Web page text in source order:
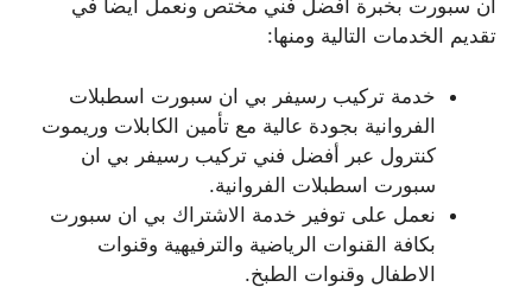
ان سبورت بخبرة أفضل فني مختص ونعمل أيضا في
تقديم الخدمات التالية ومنها:
خدمة تركيب رسيفر بي ان سبورت اسطبلات
الفروانية بجودة عالية مع تأمين الكابلات وريموت
كنترول عبر أفضل فني تركيب رسيفر بي ان
سبورت اسطبلات الفروانية.
نعمل على توفير خدمة الاشتراك بي ان سبورت
بكافة القنوات الرياضية والترفيهية وقنوات
الاطفال وقنوات الطبخ.